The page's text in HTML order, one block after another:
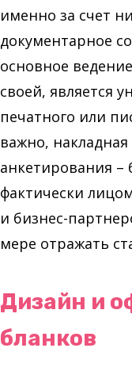
именно за счет
документарное
основное
своей, является
печатного или
важно,
анкетирования –
фактически
и бизнес-
мере отражать
Дизайн и
бланков